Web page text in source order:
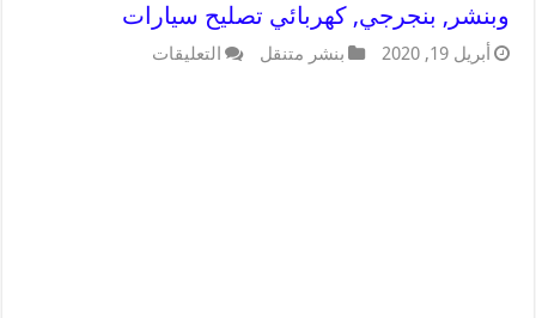
وبنشر, بنجرجي, كهربائي تصليح سيارات
أبريل 19, 2020 بنشر متنقل التعليقات